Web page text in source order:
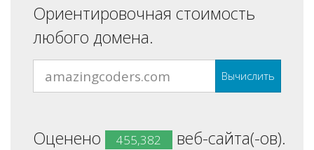
Ориентировочная стоимость
любого домена.
Вычислить
Оценено 455,382 веб-сайта(-ов).